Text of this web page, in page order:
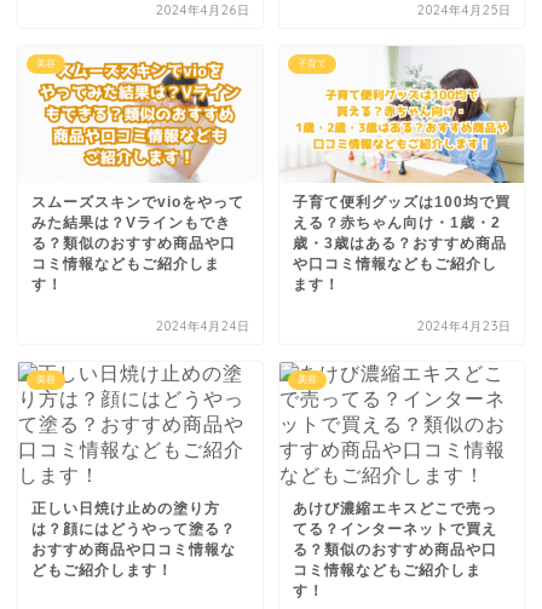
2024年4月26日 2024年4月25日
美容
スムーズスキンでvioをやって
みた結果は？Vラインもでき
る？類似のおすすめ商品や口
コミ情報などもご紹介しま
す！
2024年4月24日
子育て
子育て便利グッズは100均で買
える？赤ちゃん向け・1歳・2
歳・3歳はある？おすすめ商品
や口コミ情報などもご紹介し
ます！
2024年4月23日
美容
正しい日焼け止めの塗り方
は？顔にはどうやって塗る？
おすすめ商品や口コミ情報な
どもご紹介します！
美容
あけび濃縮エキスどこで売っ
てる？インターネットで買え
る？類似のおすすめ商品や口
コミ情報などもご紹介しま
す！